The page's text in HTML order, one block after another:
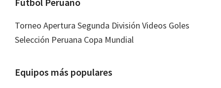
Footer
Torneo Apertura Segunda División Videos Goles
Selección Peruana Copa Mundial
Equipos más populares